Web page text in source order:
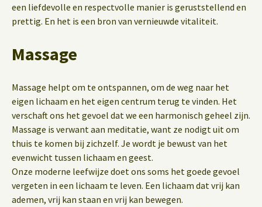
een liefdevolle en respectvolle manier is geruststellend en
prettig. En het is een bron van vernieuwde vitaliteit.
Massage
Massage helpt om te ontspannen, om de weg naar het
eigen lichaam en het eigen centrum terug te vinden. Het
verschaft ons het gevoel dat we een harmonisch geheel zijn.
Massage is verwant aan meditatie, want ze nodigt uit om
thuis te komen bij zichzelf. Je wordt je bewust van het
evenwicht tussen lichaam en geest.
Onze moderne leefwijze doet ons soms het goede gevoel
vergeten in een lichaam te leven. Een lichaam dat vrij kan
ademen, vrij kan staan en vrij kan bewegen.